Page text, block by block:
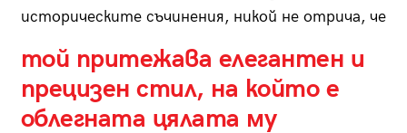
историческите съчинения, никой не отрича, че
той притежава елегантен и
прецизен стил, на който е
облегната цялата му